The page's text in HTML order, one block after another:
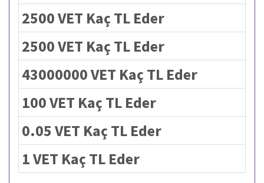
2500 VET Kaç TL Eder
2500 VET Kaç TL Eder
43000000 VET Kaç TL Eder
100 VET Kaç TL Eder
0.05 VET Kaç TL Eder
1 VET Kaç TL Eder